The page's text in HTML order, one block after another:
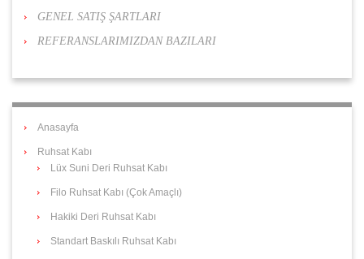
GENEL SATIŞ ŞARTLARI
REFERANSLARIMIZDAN BAZILARI
Anasayfa
Ruhsat Kabı
Lüx Suni Deri Ruhsat Kabı
Filo Ruhsat Kabı (Çok Amaçlı)
Hakiki Deri Ruhsat Kabı
Standart Baskılı Ruhsat Kabı